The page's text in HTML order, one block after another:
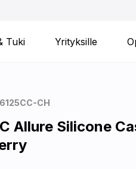
Tuki Yrityksille
CH
Allure Silicone